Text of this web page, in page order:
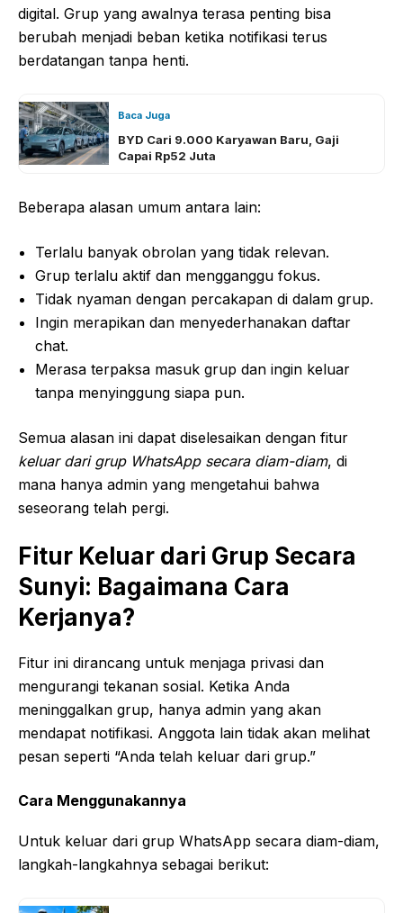
digital. Grup yang awalnya terasa penting bisa
berubah menjadi beban ketika notifikasi terus
berdatangan tanpa henti.
Baca Juga
BYD Cari 9.000 Karyawan Baru, Gaji
Capai Rp52 Juta
Beberapa alasan umum antara lain:
Terlalu banyak obrolan yang tidak relevan.
Grup terlalu aktif dan mengganggu fokus.
Tidak nyaman dengan percakapan di dalam grup.
Ingin merapikan dan menyederhanakan daftar
chat.
Merasa terpaksa masuk grup dan ingin keluar
tanpa menyinggung siapa pun.
Semua alasan ini dapat diselesaikan dengan fitur
keluar dari grup WhatsApp secara diam-diam, di
mana hanya admin yang mengetahui bahwa
seseorang telah pergi.
Fitur Keluar dari Grup Secara
Sunyi: Bagaimana Cara
Kerjanya?
Fitur ini dirancang untuk menjaga privasi dan
mengurangi tekanan sosial. Ketika Anda
meninggalkan grup, hanya admin yang akan
mendapat notifikasi. Anggota lain tidak akan melihat
pesan seperti “Anda telah keluar dari grup.”
Cara Menggunakannya
Untuk keluar dari grup WhatsApp secara diam-diam,
langkah-langkahnya sebagai berikut: